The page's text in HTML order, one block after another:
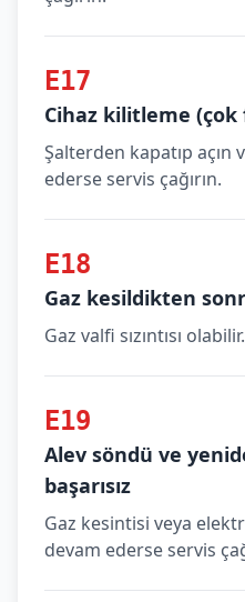
E17
Cihaz kilitleme
Şalterden kapatıp açın
ederse servis çağırın.
E18
Gaz kesildikten
Gaz valfi sızıntısı
E19
Alev söndü ve
başarısız
Gaz kesintisi veya
devam ederse servis